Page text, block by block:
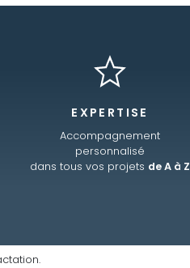
EXPERTISE
Accompagnement
personnalisé
dans tous vos projets de A à Z